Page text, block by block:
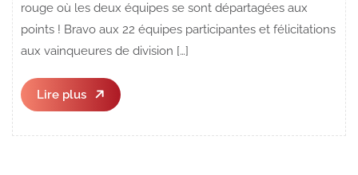
rouge où les deux équipes se sont départagées aux
points ! Bravo aux 22 équipes participantes et félicitations
aux vainqueures de division […]
Lire plus
Lire
plus